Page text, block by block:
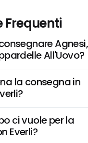
Frequenti
Agnesi,
All'Uovo?
la consegna in
ci vuole per la
Everli?